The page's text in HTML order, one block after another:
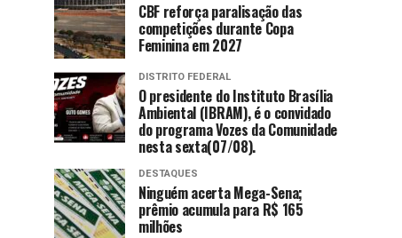
CBF reforça paralisação das
competições durante Copa
Feminina em 2027
DISTRITO FEDERAL
O presidente do Instituto Brasília
Ambiental (IBRAM), é o convidado
do programa Vozes da Comunidade
nesta sexta(07/08).
DESTAQUES
Ninguém acerta Mega-Sena;
prêmio acumula para R$ 165
milhões